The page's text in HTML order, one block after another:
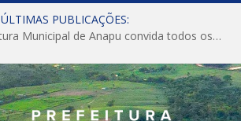
ÚLTIMAS PUBLICAÇÕES:
CONVITE A Prefeitura Municipal de Anapu convida todos os servidores públicos municipais para participarem da Audiência Pública de discussão da Lei de Diretrizes Orçamentárias (LDO), importante instrumento de planejamento das ações e investimentos da Administração Pública para o próximo exercício financeiro.